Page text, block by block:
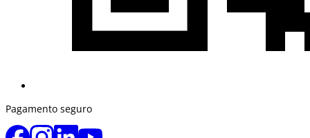
Pagamento seguro